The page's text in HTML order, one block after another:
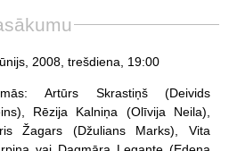
2008, trešdiena , 19:00
Artūrs Skrastiņš (Deivids
Rēzija Kalniņa (Olīvija Neila),
Žagars (Džulians Marks), Vita